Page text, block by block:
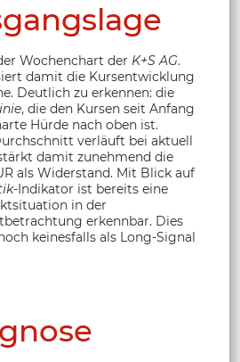
Wochenchart der K+S AG.
damit die Kursentwicklung
Deutlich zu erkennen: die
, die den Kursen seit Anfang
Hürde nach oben ist.
verläuft bei aktuell
damit zunehmend die
als Widerstand. Mit Blick auf
-Indikator ist bereits eine
in der
erkennbar. Dies
keinesfalls als Long-Signal